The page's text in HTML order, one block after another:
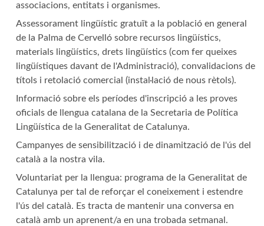
associacions, entitats i organismes.
Assessorament lingüístic gratuït a la població en general
de la Palma de Cervelló sobre recursos lingüístics,
materials lingüístics, drets lingüístics (com fer queixes
lingüístiques davant de l'Administració), convalidacions de
títols i retolació comercial (instal·lació de nous rètols).
Informació sobre els períodes d'inscripció a les proves
oficials de llengua catalana de la Secretaria de Política
Lingüística de la Generalitat de Catalunya.
Campanyes de sensibilització i de dinamització de l'ús del
català a la nostra vila.
Voluntariat per la llengua: programa de la Generalitat de
Catalunya per tal de reforçar el coneixement i estendre
l'ús del català. Es tracta de mantenir una conversa en
català amb un aprenent/a en una trobada setmanal.